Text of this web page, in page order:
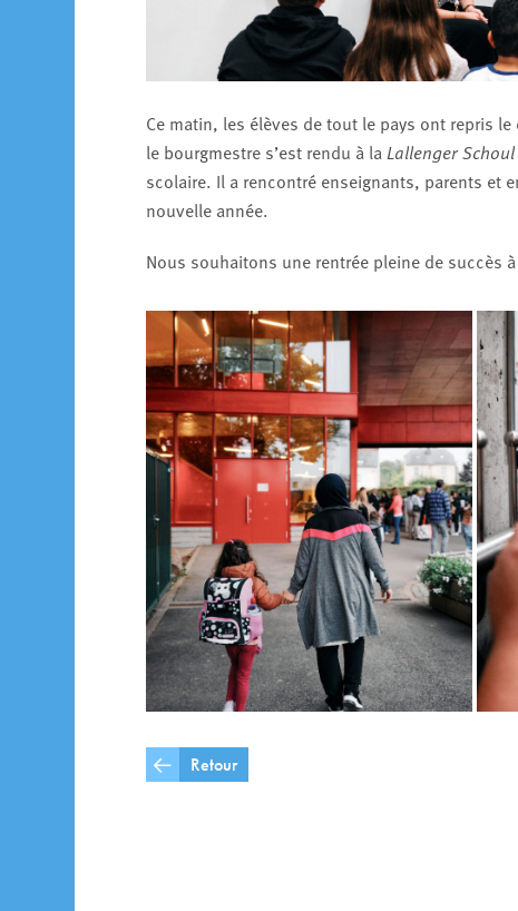
Ce matin, les élèves de tout le pays ont repris
le bourgmestre s’est rendu à la Lallenger Schoul
scolaire. Il a rencontré enseignants, parents et
nouvelle année.
Nous souhaitons une rentrée pleine de succès
Retour